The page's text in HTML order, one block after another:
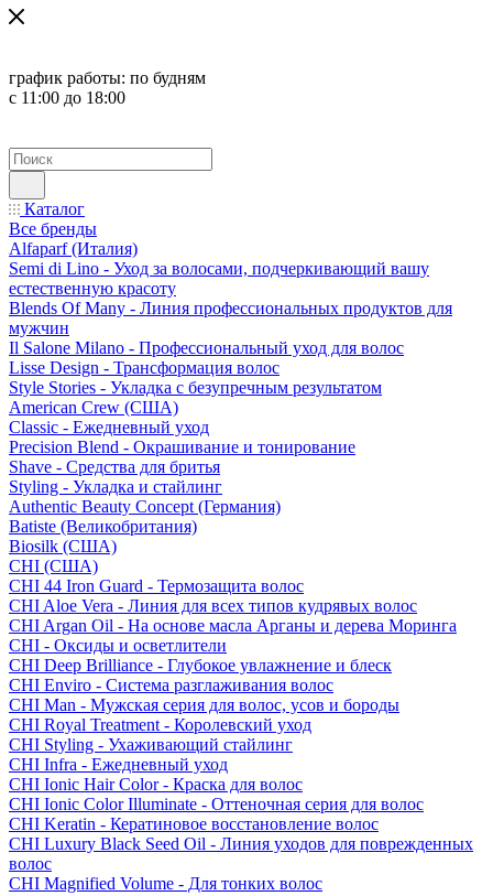
график работы: по будням
с 11:00 до 18:00
Каталог
Все бренды
Alfaparf (Италия)
Semi di Lino - Уход за волосами, подчеркивающий вашу
естественную красоту
Blends Of Many - Линия профессиональных продуктов для
мужчин
Il Salone Milano - Профессиональный уход для волос
Lisse Design - Трансформация волос
Style Stories - Укладка с безупречным результатом
American Crew (США)
Classic - Ежедневный уход
Precision Blend - Окрашивание и тонирование
Shave - Средства для бритья
Styling - Укладка и стайлинг
Authentic Beauty Concept (Германия)
Batiste (Великобритания)
Biosilk (США)
CHI (США)
CHI 44 Iron Guard - Термозащита волос
CHI Aloe Vera - Линия для всех типов кудрявых волос
CHI Argan Oil - На основе масла Арганы и дерева Моринга
CHI - Оксиды и осветлители
CHI Deep Brilliance - Глубокое увлажнение и блеск
CHI Enviro - Система разглаживания волос
CHI Man - Мужская серия для волос, усов и бороды
CHI Royal Treatment - Королевский уход
CHI Styling - Ухаживающий стайлинг
CHI Infra - Ежедневный уход
CHI Ionic Hair Color - Краска для волос
CHI Ionic Color Illuminate - Оттеночная серия для волос
CHI Keratin - Кератиновое восстановление волос
CHI Luxury Black Seed Oil - Линия уходов для поврежденных
волос
CHI Magnified Volume - Для тонких волос